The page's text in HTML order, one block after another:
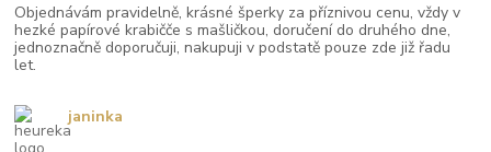
Objednávám pravidelně, krásné šperky za příznivou cenu, vždy v
hezké papírové krabičče s mašličkou, doručení do druhého dne,
jednoznačně doporučuji, nakupuji v podstatě pouze zde již řadu
let.
janinka